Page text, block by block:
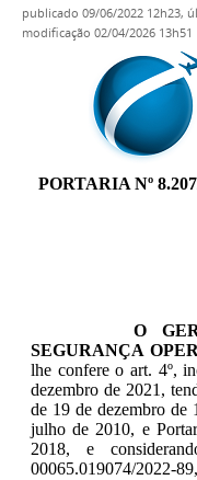
publicado 09/06/2022 12h23,
modificação 02/04/2026 13h51
PORTARIA Nº
O
SEGURANÇA
lhe confere o art. 4º,
dezembro de 2021,
de 19 de dezembro de
julho de 2010, e
2018, e
00065.019074/2022-89,